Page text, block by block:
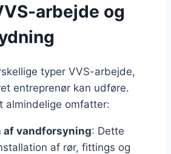
arbejde og
typer VVS-arbejde,
entreprenør kan udføre.
almindelige omfatter:
af vandforsyning: Dette
af rør, fittings og